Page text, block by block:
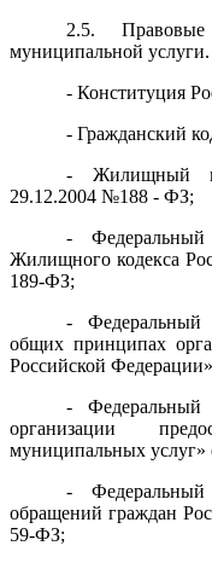
2.5. Правовые
муниципальной услуги.
- Конституция
- Гражданский
- Жилищный
29.12.2004 №188 - ФЗ;
-
Жилищного кодекса
189-ФЗ;
- Федеральный
общих принципах
Российской
- Федеральный
организации
муниципальных
-
обращений граждан
59-ФЗ;